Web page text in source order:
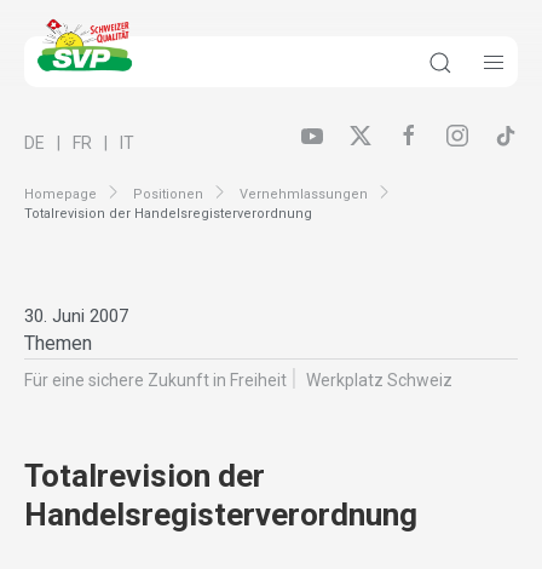
Homepage Positionen
Vernehmlassungen
Totalrevision der Handelsregisterverordnung
DE FR IT
30. Juni 2007
Themen
Für eine sichere Zukunft in Freiheit Werkplatz Schweiz
Totalrevision der
Handelsregisterverordnung